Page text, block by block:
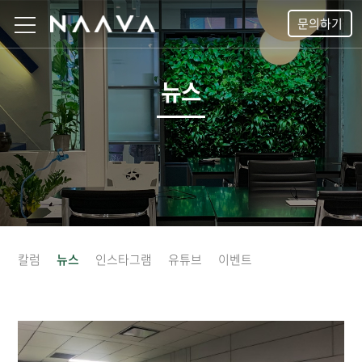
문의하기
뉴스
칼럼 뉴스 인스타그램 유튜브 이벤트